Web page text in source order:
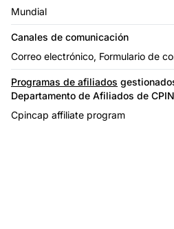
Mundial
Canales de comunicación
Correo electrónico, Formulario de
Programas de afiliados
Departamento de Afiliados de
Cpincap affiliate program